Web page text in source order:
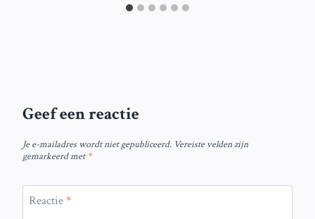
Geef een reactie
Je e-mailadres wordt niet gepubliceerd. Vereiste velden zijn
gemarkeerd met*
Reactie*